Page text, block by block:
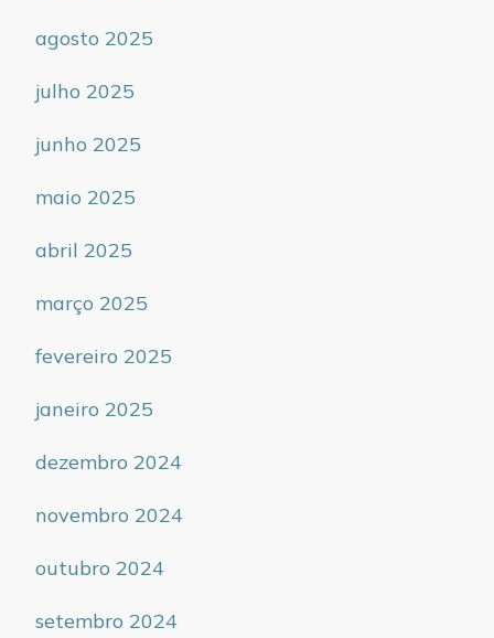
agosto 2025
julho 2025
junho 2025
maio 2025
abril 2025
março 2025
fevereiro 2025
janeiro 2025
dezembro 2024
novembro 2024
outubro 2024
setembro 2024